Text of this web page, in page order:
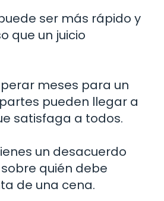
ser más rápido y
que un juicio
meses para un
pueden llegar a
satisfaga a todos.
un desacuerdo
quién debe
de una cena.